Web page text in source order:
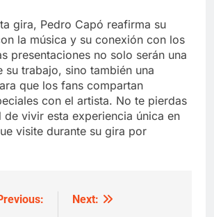
gira, Pedro Capó reafirma su
la música y su conexión con los
presentaciones no solo serán una
su trabajo, sino también una
que los fans compartan
con el artista. No te pierdas
de vivir esta experiencia única en
visite durante su gira por
Next: